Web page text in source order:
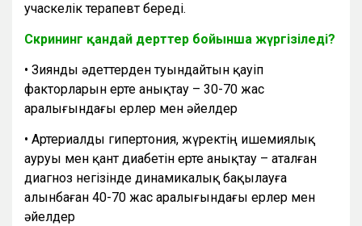
учаскелік терапевт береді.
Скрининг қандай дерттер бойынша жүргізіледі?
• Зиянды әдеттерден туындайтын қауіп
факторларын ерте анықтау – 30-70 жас
аралығындағы ерлер мен әйелдер
• Артериалды гипертония, жүректің ишемиялық
ауруы мен қант диабетін ерте анықтау – аталған
диагноз негізінде динамикалық бақылауға
алынбаған 40-70 жас аралығындағы ерлер мен
әйелдер